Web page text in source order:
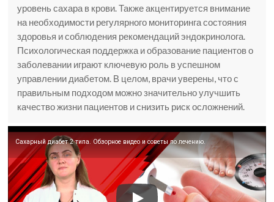
уровень сахара в крови. Также акцентируется внимание
на необходимости регулярного мониторинга состояния
здоровья и соблюдения рекомендаций эндокринолога.
Психологическая поддержка и образование пациентов о
заболевании играют ключевую роль в успешном
управлении диабетом. В целом, врачи уверены, что с
правильным подходом можно значительно улучшить
качество жизни пациентов и снизить риск осложнений.
Сахарный диабет 2 типа. Обзорное видео и советы по лечению.